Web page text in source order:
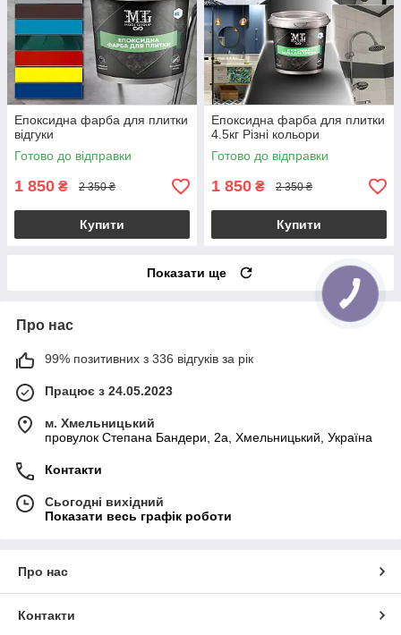
Епоксидна фарба для плитки
відгуки
Готово до відправки
1 850 ₴ 2 350 ₴
Купити
Епоксидна фарба для плитки
4.5кг Різні кольори
Готово до відправки
1 850 ₴ 2 350 ₴
Купити
Показати ще
Про нас
99% позитивних з 336 відгуків за рік
Працює з 24.05.2023
м. Хмельницький
провулок Степана Бандери, 2a, Хмельницький, Україна
Контакти
Сьогодні вихідний
Показати весь графік роботи
Про нас
Контакти